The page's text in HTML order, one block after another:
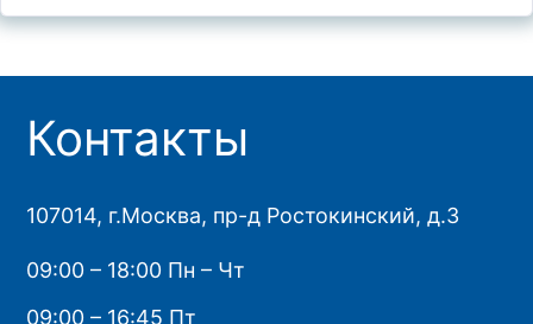
Контакты
107014, г.Москва, пр-д Ростокинский, д.3
09:00 – 18:00 Пн – Чт
09:00 – 16:45 Пт